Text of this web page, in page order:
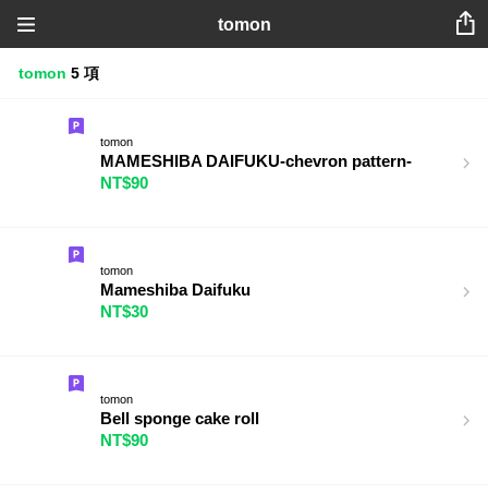
tomon
tomon 5 項
tomon
MAMESHIBA DAIFUKU-chevron pattern-
NT$90
tomon
Mameshiba Daifuku
NT$30
tomon
Bell sponge cake roll
NT$90